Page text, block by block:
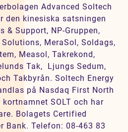
Advanced Soltech
den kinesiska satsningen
& Support, NP-Gruppen,
Solutions, MeraSol, Soldags,
Measol, Takrekond,
Tak, Ljungs Sedum,
Takbyrån. Soltech Energy
på Nasdaq First North
SOLT och har
Bolagets Certified
Bank. Telefon: 08-463 83